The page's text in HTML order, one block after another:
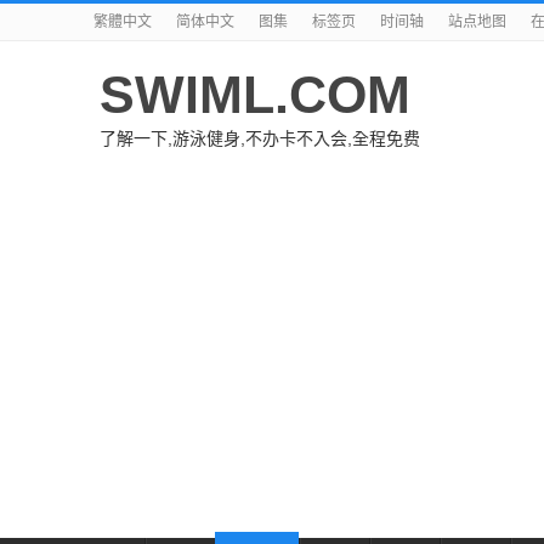
繁體中文 简体中文 图集 标签页 时间轴 站点地图
SWIML.COM
了解一下,游泳健身,不办卡不入会,全程免费